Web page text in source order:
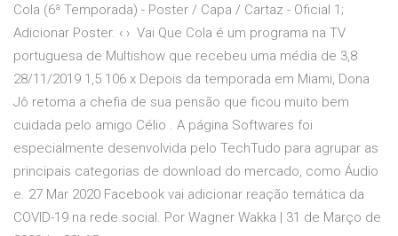
Cola (6ª Temporada) - Poster / Capa / Cartaz - Oficial 1;
Adicionar Poster. ‹ › Vai Que Cola é um programa na TV
portuguesa de Multishow que recebeu uma média de 3,8
28/11/2019 1,5 106 x Depois da temporada em Miami, Dona
Jô retoma a chefia de sua pensão que ficou muito bem
cuidada pelo amigo Célio . A página Softwares foi
especialmente desenvolvida pelo TechTudo para agrupar as
principais categorias de download do mercado, como Áudio
e. 27 Mar 2020 Facebook vai adicionar reação temática da
COVID-19 na rede social. Por Wagner Wakka | 31 de Março de